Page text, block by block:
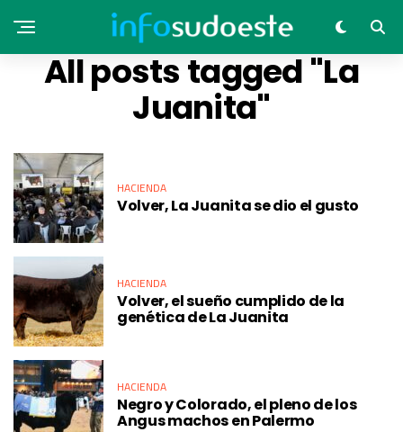
All posts tagged "La
Juanita"
HACIENDA
Volver, La Juanita se dio el gusto
HACIENDA
Volver, el sueño cumplido de la
genética de La Juanita
HACIENDA
Negro y Colorado, el pleno de los
Angus machos en Palermo